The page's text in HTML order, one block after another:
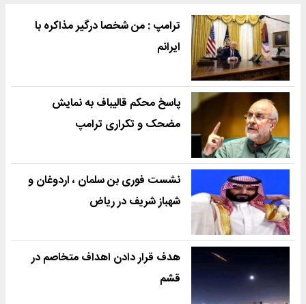
ترامپ : من شخصا درگیر مذاکره با
ایرانم
پاسخ محکم قالیباف به نمایش
مضحک و تکراری ترامپ
نشست فوری بن سلمان ، اردوغان و
شهباز شریف در ریاض
هدف قرار دادن اهداف متخاصم در
قشم